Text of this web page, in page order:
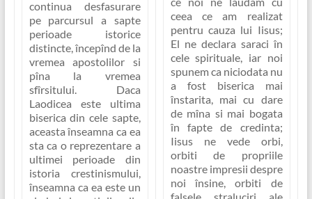
continua desfasurare
pe parcursul a sapte
perioade istorice
distincte, începînd de la
vremea apostolilor si
pîna la vremea
sfîrsitului. Daca
Laodicea este ultima
biserica din cele sapte,
aceasta înseamna ca ea
sta ca o reprezentare a
ultimei perioade din
istoria crestinismului,
înseamna ca ea este un
ceea ce am realizat
pentru cauza lui Iisus;
El ne declara saraci în
cele spirituale, iar noi
spunem ca niciodata nu
a fost biserica mai
înstarita, mai cu dare
de mîna si mai bogata
în fapte de credinta;
Iisus ne vede orbi,
orbiti de propriile
noastre impresii despre
noi însine, orbiti de